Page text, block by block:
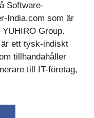
Software-
India.com som är
Group.
ett tysk-indiskt
tillhandahåller
till IT-företag,